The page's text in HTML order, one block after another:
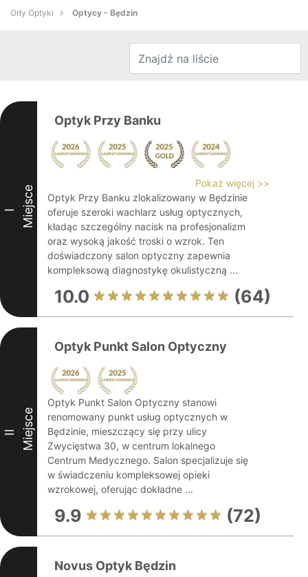
Orły Optyki Optycy - Będzin
I Miejsce
Optyk Przy Banku
Pokaż więcej >>
Optyk Przy Banku zlokalizowany w Będzinie
oferuje szeroki wachlarz usług optycznych,
kładąc szczególny nacisk na profesjonalizm
oraz wysoką jakość troski o wzrok. Ten
doświadczony salon optyczny zapewnia
kompleksową diagnostykę okulistyczną ...
10.0 (64)
II Miejsce
Optyk Punkt Salon Optyczny
Optyk Punkt Salon Optyczny stanowi
renomowany punkt usług optycznych w
Będzinie, mieszczący się przy ulicy
Zwycięstwa 30, w centrum lokalnego
Centrum Medycznego. Salon specjalizuje się
w świadczeniu kompleksowej opieki
wzrokowej, oferując dokładne ...
9.9 (72)
Novus Optyk Będzin